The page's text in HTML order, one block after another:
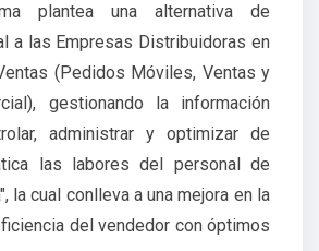
CONTÁCTENOS
plantea una alternativa de
a las Empresas Distribuidoras en
(Pedidos Móviles, Ventas y
gestionando la información
administrar y optimizar de
las labores del personal de
la cual conlleva a una mejora en la
del vendedor con óptimos